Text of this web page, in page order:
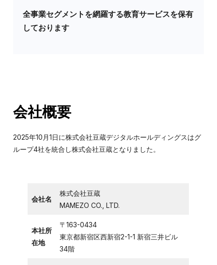
全事業セグメントを網羅する教育サービスを保有
しております
会社概要
2025年10月1日に株式会社豆蔵デジタルホールディングスはグ
ループ4社を統合し株式会社豆蔵となりました。
会社名
株式会社豆蔵
MAMEZO CO., LTD.
本社所
在地
〒163-0434
東京都新宿区西新宿2-1-1 新宿三井ビル
34階